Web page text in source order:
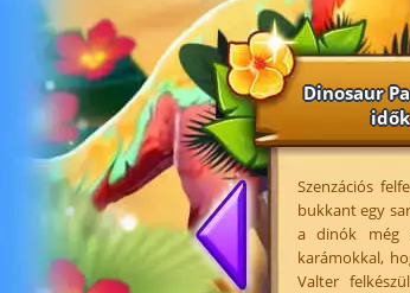
Dinosaur
Szenzációs
bukkant egy
a dinók még
karámokkal,
Valter